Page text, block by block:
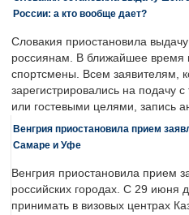
России: а кто вообще дает?
Словакия приостановила
россиянам. В ближайшее время
спортсмены. Всем заявителям,
зарегистрировались на подачу
или гостевыми целями, запись
Венгрия приостановила прием
Самаре и Уфе
Венгрия приостановила прием
российских городах. С 29 июня
принимать в визовых центрах